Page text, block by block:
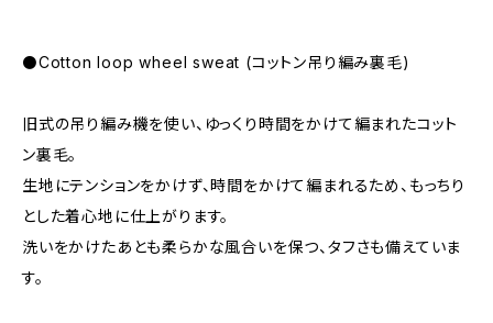
⚫️Cotton loop wheel sweat (コットン吊り編み裏毛)
旧式の吊り編み機を使い、ゆっくり時間をかけて編まれたコット
ン裏毛。
生地にテンションをかけず、時間をかけて編まれるため、もっちり
とした着心地に仕上がります。
洗いをかけたあとも柔らかな風合いを保つ、タフさも備えていま
す。